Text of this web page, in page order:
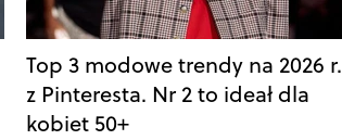
Top 3 modowe trendy na 2026 r.
z Pinteresta. Nr 2 to ideał dla
kobiet 50+